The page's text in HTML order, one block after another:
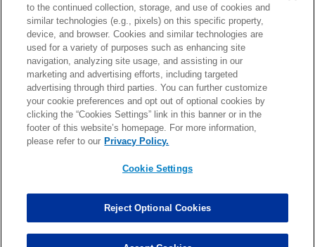
画像
チーム 順位表
選手成績 About NFL
More NFL 特集
TOP お問い合わせ
プライバシーポリシー プライバシー設定
Copyright © LY Corporation. All Rights Reserved.
PHOTO BY AP Images / PHOTO BY Getty Images
to the continued collection, storage, and use of cookies and
similar technologies (e.g., pixels) on this specific property,
device, and browser. Cookies and similar technologies are
used for a variety of purposes such as enhancing site
navigation, analyzing site usage, and assisting in our
marketing and advertising efforts, including targeted
advertising through third parties. You can further customize
your cookie preferences and opt out of optional cookies by
clicking the “Cookies Settings” link in this banner or in the
footer of this website’s homepage. For more information,
please refer to our Privacy Policy.
Cookie Settings
Reject Optional Cookies